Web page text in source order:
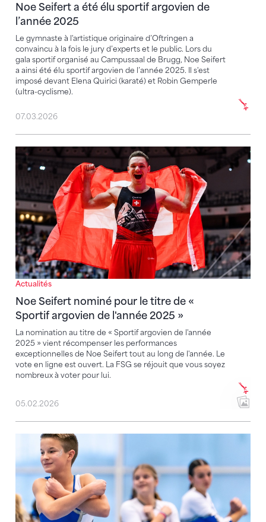
Noe Seifert a été élu sportif argovien de
l’année 2025
Le gymnaste à l'artistique originaire d’Oftringen a
convaincu à la fois le jury d’experts et le public. Lors du
gala sportif organisé au Campussaal de Brugg, Noe Seifert
a ainsi été élu sportif argovien de l’année 2025. Il s'est
imposé devant Elena Quirici (karaté) et Robin Gemperle
(ultra-cyclisme).
07.03.2026
Actualités
Noe Seifert nominé pour le titre de «
Sportif argovien de l'année 2025 »
La nomination au titre de « Sportif argovien de l'année
2025 » vient récompenser les performances
exceptionnelles de Noe Seifert tout au long de l'année. Le
vote en ligne est ouvert. La FSG se réjouit que vous soyez
nombreux à voter pour lui.
Noe Seifert nominé pour le titre de « Sportif
05.02.2026
Près de 3000 gymnastes de la relève se